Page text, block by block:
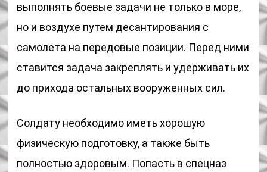
выполнять боевые задачи не только в море,
но и воздухе путем десантирования с
самолета на передовые позиции. Перед ними
ставится задача закреплять и удерживать их
до прихода остальных вооруженных сил.
Солдату необходимо иметь хорошую
физическую подготовку, а также быть
полностью здоровым. Попасть в спецназ